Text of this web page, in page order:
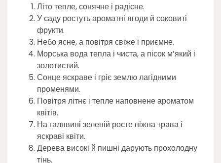
Літо тепле, сонячне і радісне.
У саду ростуть ароматні ягоди й соковиті
фрукти.
Небо ясне, а повітря свіже і приємне.
Морська вода тепла і чиста, а пісок м’який і
золотистий.
Сонце яскраве і гріє землю лагідними
променями.
Повітря літнє і тепле наповнене ароматом
квітів.
На галявині зеленій росте ніжна трава і
яскраві квіти.
Дерева високі й пишні дарують прохолодну
тінь.